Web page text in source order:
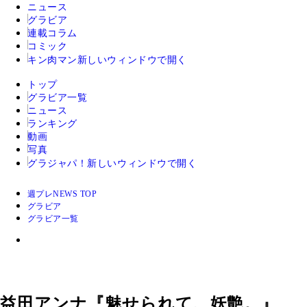
ニュース
グラビア
連載コラム
コミック
キン肉マン 新しいウィンドウで開く
トップ
グラビア一覧
ニュース
ランキング
動画
写真
グラジャパ！ 新しいウィンドウで開く
週プレNEWS TOP
グラビア
グラビア一覧
益田アンナ『魅せられて、妖艶。』